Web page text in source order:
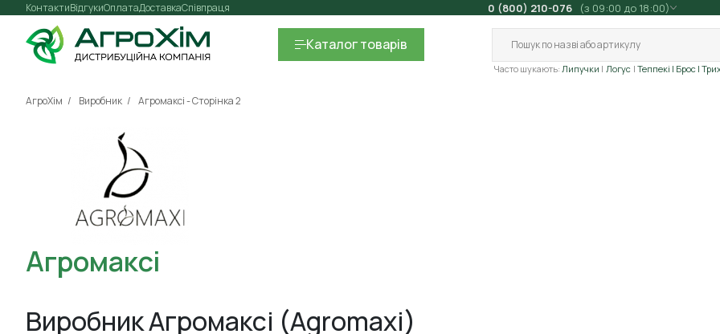
Контакти Оплата
Відгуки ДоставкаСпівпраця 0 (800) 210-076 (з 09:00 до 18:00)
Каталогтоварів
Часто шукають: Липучки Логус Теппекі | Брос |
АгроХім Виробник Агромаксі - Сторінка 2
Агромаксі
Виробник Агромаксі (Agromaxi)